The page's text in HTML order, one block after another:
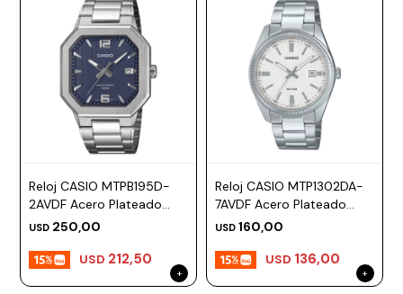
Reloj CASIO MTPB195D-
2AVDF Acero Plateado
Esfera 38mm
USD 250,00
USD 212,50
Reloj CASIO MTP1302DA-
7AVDF Acero Plateado
Esfera 38mm
USD 160,00
USD 136,00